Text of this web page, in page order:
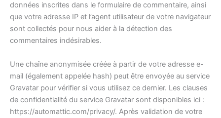
données inscrites dans le formulaire de commentaire, ainsi
que votre adresse IP et l’agent utilisateur de votre navigateur
sont collectés pour nous aider à la détection des
commentaires indésirables.
Une chaîne anonymisée créée à partir de votre adresse e-
mail (également appelée hash) peut être envoyée au service
Gravatar pour vérifier si vous utilisez ce dernier. Les clauses
de confidentialité du service Gravatar sont disponibles ici :
https://automattic.com/privacy/. Après validation de votre